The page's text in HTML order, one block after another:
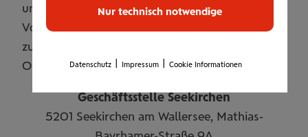
umfassenden Angebot – von individueller
Vorsorge- und Versicherungsberatung bis hin
zur unkomplizierten Kfz-Zulassung direkt vor
Ort.
Geschäftsstelle Seekirchen
5201 Seekirchen am Wallersee, Mathias-
Nur technisch notwendige
Datenschutz Impressum Cookie Informationen